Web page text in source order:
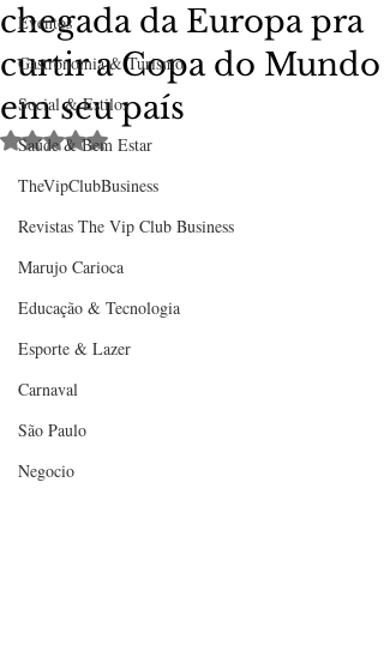
Eventos
Gastronomia & Turismo
Social & Estilos
Saúde & Bem Estar
TheVipClubBusiness
Revistas The Vip Club Business
Marujo Carioca
Educação & Tecnologia
Esporte & Lazer
Carnaval
São Paulo
Negocio
chegada da Europa pra
curtir a Copa do Mundo
em seu país
Avaliado com NaN de 5 estrelas.